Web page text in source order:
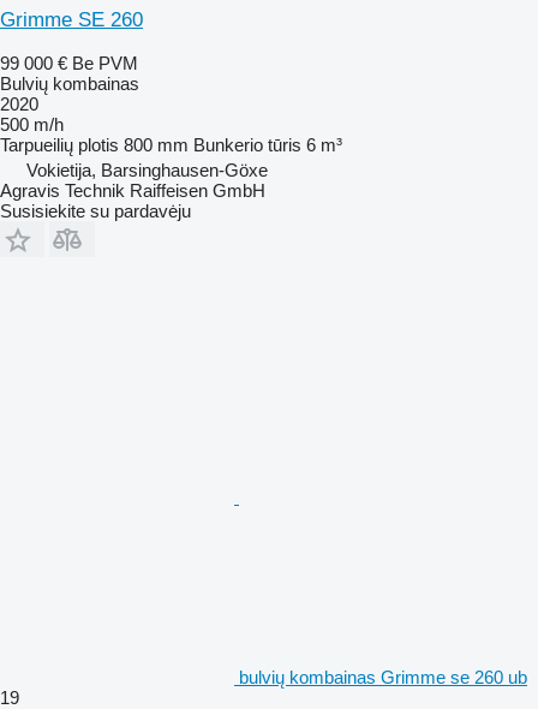
Grimme SE 260
99 000 € Be PVM
Bulvių kombainas
2020
500 m/h
Tarpueilių plotis 800 mm Bunkerio tūris 6 m³
Vokietija, Barsinghausen-Göxe
Agravis Technik Raiffeisen GmbH
Susisiekite su pardavėju
bulvių kombainas Grimme se 260 ub
19